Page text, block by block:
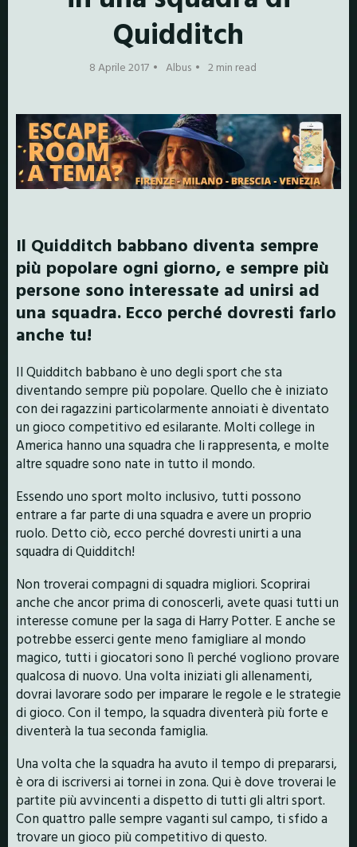
Quidditch
8 Aprile 2017 Albus 2 min read
Il Quidditch babbano diventa sempre
più popolare ogni giorno, e sempre più
persone sono interessate ad unirsi ad
una squadra. Ecco perché dovresti farlo
anche tu!
Il Quidditch babbano è uno degli sport che sta
diventando sempre più popolare. Quello che è iniziato
con dei ragazzini particolarmente annoiati è diventato
un gioco competitivo ed esilarante. Molti college in
America hanno una squadra che li rappresenta, e molte
altre squadre sono nate in tutto il mondo.
Essendo uno sport molto inclusivo, tutti possono
entrare a far parte di una squadra e avere un proprio
ruolo. Detto ciò, ecco perché dovresti unirti a una
squadra di Quidditch!
Non troverai compagni di squadra migliori. Scoprirai
anche che ancor prima di conoscerli, avete quasi tutti un
interesse comune per la saga di Harry Potter. E anche se
potrebbe esserci gente meno famigliare al mondo
magico, tutti i giocatori sono lì perché vogliono provare
qualcosa di nuovo. Una volta iniziati gli allenamenti,
dovrai lavorare sodo per imparare le regole e le strategie
di gioco. Con il tempo, la squadra diventerà più forte e
diventerà la tua seconda famiglia.
Una volta che la squadra ha avuto il tempo di prepararsi,
è ora di iscriversi ai tornei in zona. Qui è dove troverai le
partite più avvincenti a dispetto di tutti gli altri sport.
Con quattro palle sempre vaganti sul campo, ti sfido a
trovare un gioco più competitivo di questo.